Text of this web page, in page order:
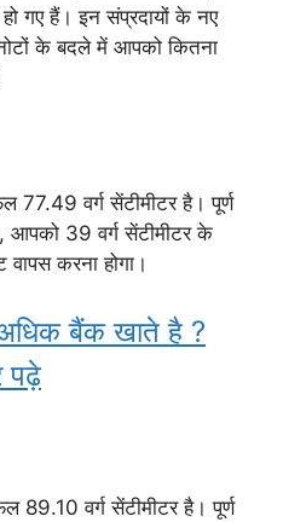
गए हैं। इन संप्रदायों के नए
के बदले में आपको कितना
77.49 वर्ग सेंटीमीटर है। पूर्ण
आपको 39 वर्ग सेंटीमीटर के
करना होगा।
बैंक खाते है ?
पढ़े
89.10 वर्ग सेंटीमीटर है। पूर्ण